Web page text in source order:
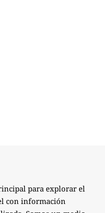
para explorar el
con información